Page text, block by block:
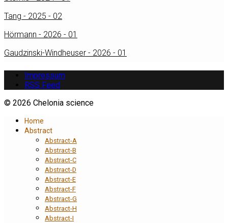
Tang - 2025 - 02
Hörmann - 2026 - 01
Gaudzinski-Windheuser - 2026 - 01
Impressum
RSS Feed
© 2026 Chelonia science
Home
Abstract
Abstract-A
Abstract-B
Abstract-C
Abstract-D
Abstract-E
Abstract-F
Abstract-G
Abstract-H
Abstract-I